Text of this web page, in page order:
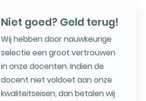
Niet goed? Geld terug!
Wij hebben door nauwkeurige
selectie een groot vertrouwen
in onze docenten. Indien de
docent niet voldoet aan onze
kwaliteitseisen, dan betalen wij